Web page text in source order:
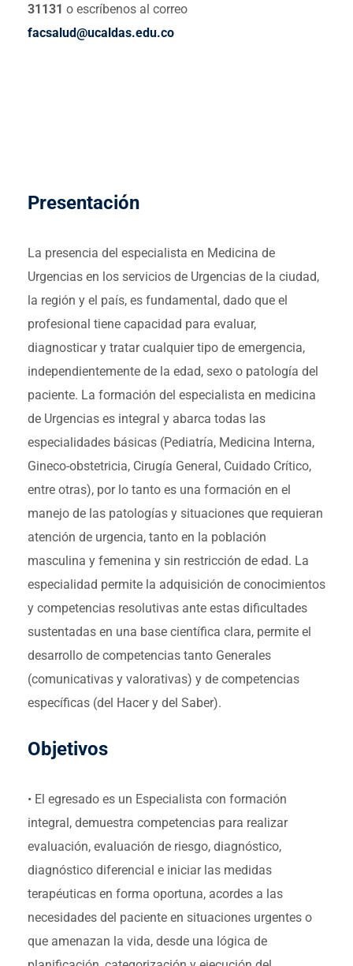
31131 o escríbenos al correo
facsalud@ucaldas.edu.co
Presentación
La presencia del especialista en Medicina de
Urgencias en los servicios de Urgencias de la ciudad,
la región y el país, es fundamental, dado que el
profesional tiene capacidad para evaluar,
diagnosticar y tratar cualquier tipo de emergencia,
independientemente de la edad, sexo o patología del
paciente. La formación del especialista en medicina
de Urgencias es integral y abarca todas las
especialidades básicas (Pediatría, Medicina Interna,
Gineco-obstetricia, Cirugía General, Cuidado Crítico,
entre otras), por lo tanto es una formación en el
manejo de las patologías y situaciones que requieran
atención de urgencia, tanto en la población
masculina y femenina y sin restricción de edad. La
especialidad permite la adquisición de conocimientos
y competencias resolutivas ante estas dificultades
sustentadas en una base científica clara, permite el
desarrollo de competencias tanto Generales
(comunicativas y valorativas) y de competencias
específicas (del Hacer y del Saber).
Objetivos
• El egresado es un Especialista con formación
integral, demuestra competencias para realizar
evaluación, evaluación de riesgo, diagnóstico,
diagnóstico diferencial e iniciar las medidas
terapéuticas en forma oportuna, acordes a las
necesidades del paciente en situaciones urgentes o
que amenazan la vida, desde una lógica de